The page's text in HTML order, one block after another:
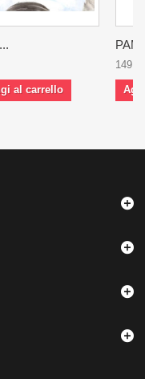
al carrello